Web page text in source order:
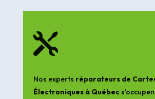

Nos experts réparateurs de
Électroniques à Québec